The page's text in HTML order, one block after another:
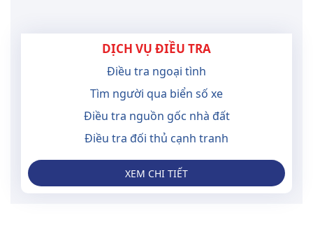
DỊCH VỤ ĐIỀU TRA
Điều tra ngoại tình
Tìm người qua biển số xe
Điều tra nguồn gốc nhà đất
Điều tra đối thủ cạnh tranh
XEM CHI TIẾT